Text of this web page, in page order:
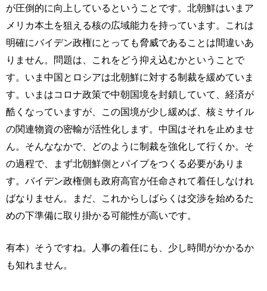
が圧倒的に向上しているということです。北朝鮮はいまア
メリカ本土を狙える核の広域能力を持っています。これは
明確にバイデン政権にとっても脅威であることは間違いあ
りません。問題は、これをどう抑え込むかということで
す。いま中国とロシアは北朝鮮に対する制裁を緩めていま
す。いまはコロナ政策で中朝国境を封鎖していて、経済が
酷くなっていますが、この国境が少し緩めば、核ミサイル
の関連物資の密輸が活性化します。中国はそれを止めませ
ん。そんななかで、どのように制裁を強化して行くか。そ
の過程で、まず北朝鮮側とパイプをつくる必要がありま
す。バイデン政権側も政府高官が任命されて着任しなけれ
ばなりません。まだ、これからしばらくは交渉を始めるた
めの下準備に取り掛かる可能性が高いです。
有本）そうですね。人事の着任にも、少し時間がかかるか
も知れません。